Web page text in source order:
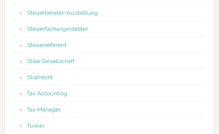
Steuerberater-Ausbildung
Steuerfachangestellter
Steuerreferent
Stille Gesellschaft
Strafrecht
Tax Accounting
Tax Manager
Türkei